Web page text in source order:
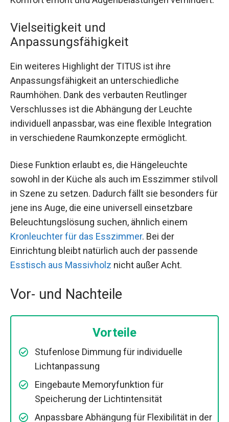
Vielseitigkeit und
Anpassungsfähigkeit
Ein weiteres Highlight der TITUS ist ihre
Anpassungsfähigkeit an unterschiedliche
Raumhöhen. Dank des verbauten Reutlinger
Verschlusses ist die Abhängung der Leuchte
individuell anpassbar, was eine flexible Integration
in verschiedene Raumkonzepte ermöglicht.
Diese Funktion erlaubt es, die Hängeleuchte
sowohl in der Küche als auch im Esszimmer stilvoll
in Szene zu setzen. Dadurch fällt sie besonders für
jene ins Auge, die eine universell einsetzbare
Beleuchtungslösung suchen, ähnlich einem
Kronleuchter für das Esszimmer. Bei der
Einrichtung bleibt natürlich auch der passende
Esstisch aus Massivholz nicht außer Acht.
Vor- und Nachteile
Vorteile
Stufenlose Dimmung für individuelle
Lichtanpassung
Eingebaute Memoryfunktion für
Speicherung der Lichtintensität
Anpassbare Abhängung für Flexibilität in der